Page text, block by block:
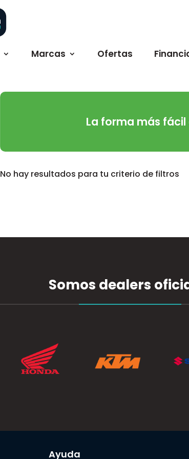
Marcas Ofertas
La forma más
No hay resultados para tu criterio de filtros
Somos dealers
Ayuda